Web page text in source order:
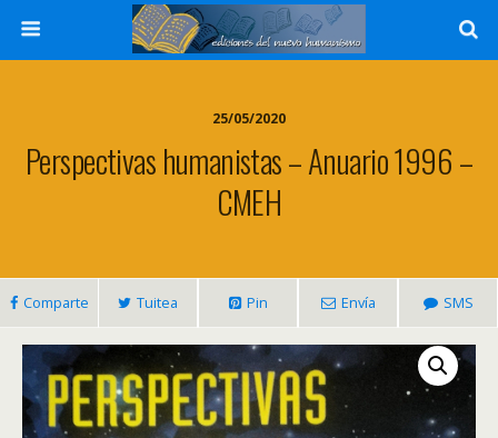
25/05/2020
Perspectivas humanistas – Anuario 1996 –
CMEH
Comparte Tuitea Pin Envía SMS